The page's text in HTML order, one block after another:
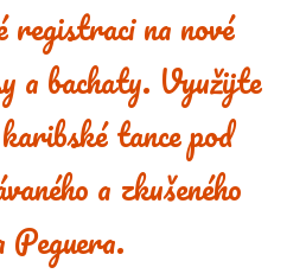
registraci na nové
a bachaty. Využijte
tance pod
a zkušeného